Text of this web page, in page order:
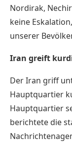
Nordirak,
keine
unserer
Iran greift
Der Iran griff
Hauptquartier
Hauptquartier
berichtete die